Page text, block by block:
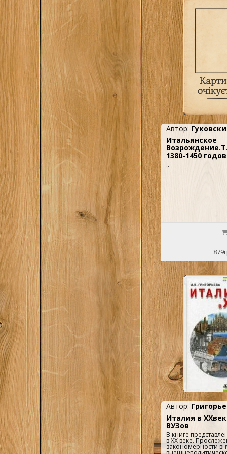
театра.Краткое
становления
Становление
Маски комедии
Художественные
дель арте.
принципы комедии
Исторические
арте.
обзор литературы...
Автор:
Итальянское
1380-1450 годов
..
Автор:
Италия в
ВУЗов
В книге
в XX веке.
закономерности